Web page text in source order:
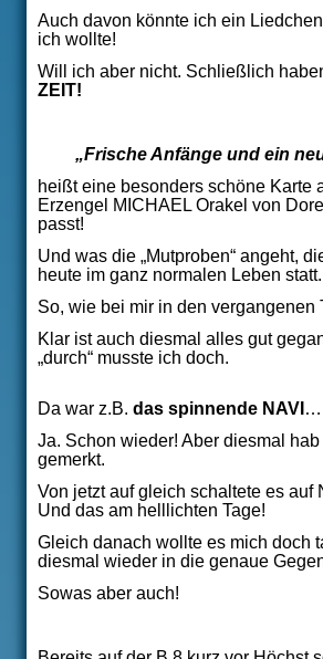
Auch davon könnte ich ein
ich wollte!
Will ich aber nicht. Schließlich
ZEIT!
„Frische Anfänge und ein
heißt eine besonders schöne Karte
Erzengel MICHAEL Orakel von
passt!
Und was die „Mutproben“ angeht,
heute im ganz normalen Leben statt.
So, wie bei mir in den vergangenen
Klar ist auch diesmal alles gut
„durch“ musste ich doch.
Da war z.B. das spinnende NAVI …
Ja. Schon wieder! Aber diesmal
gemerkt.
Von jetzt auf gleich schaltete es auf
Und das am helllichten Tage!
Gleich danach wollte es mich doch
diesmal wieder in die genaue
Sowas aber auch!